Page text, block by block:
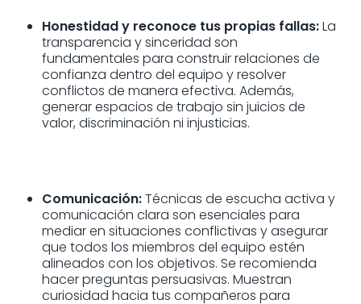
Honestidad y reconoce tus propias fallas:La
transparencia y sinceridad son
fundamentales para construir relaciones de
confianza dentro del equipo y resolver
conflictos de manera efectiva. Además,
generar espacios de trabajo sin juicios de
valor, discriminación ni injusticias.
Comunicación:Técnicas de escucha activa y
comunicación clara son esenciales para
mediar en situaciones conflictivas y asegurar
que todos los miembros del equipo estén
alineados con los objetivos. Se recomienda
hacer preguntas persuasivas. Muestran
curiosidad hacia tus compañeros para